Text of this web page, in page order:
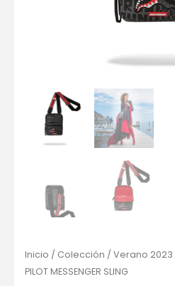
Inicio / Colección / Verano 2023
PILOT MESSENGER SLING